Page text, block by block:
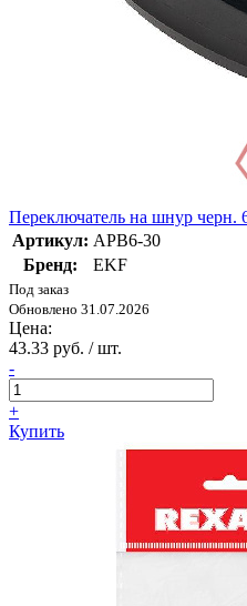
Переключатель на шнур
Артикул: APB6-30
Бренд:
EKF
Под заказ
Обновлено 31.07.2026
Цена:
43.33 руб. / шт.
-
+
Купить